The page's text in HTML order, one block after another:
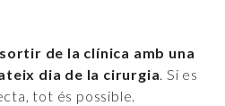
de la clínica amb una
dia de la cirurgia. Si es
tot és possible.